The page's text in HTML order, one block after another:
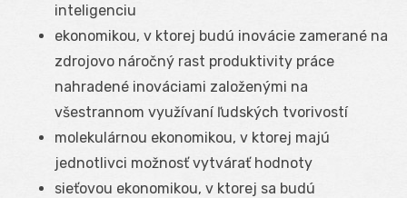
inteligenciu
ekonomikou, v ktorej budú inovácie zamerané na
zdrojovo náročný rast produktivity práce
nahradené inováciami založenými na
všestrannom využívaní ľudských tvorivostí
molekulárnou ekonomikou, v ktorej majú
jednotlivci možnosť vytvárať hodnoty
sieťovou ekonomikou, v ktorej sa budú